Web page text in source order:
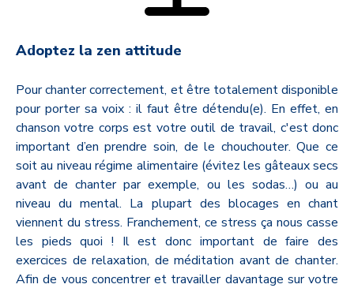
Adoptez la zen attitude
Pour chanter correctement, et être totalement disponible
pour porter sa voix : il faut être détendu(e). En effet, en
chanson votre corps est votre outil de travail, c'est donc
important d’en prendre soin, de le chouchouter. Que ce
soit au niveau régime alimentaire (évitez les gâteaux secs
avant de chanter par exemple, ou les sodas…) ou au
niveau du mental. La plupart des blocages en chant
viennent du stress. Franchement, ce stress ça nous casse
les pieds quoi ! Il est donc important de faire des
exercices de relaxation, de méditation avant de chanter.
Afin de vous concentrer et travailler davantage sur votre